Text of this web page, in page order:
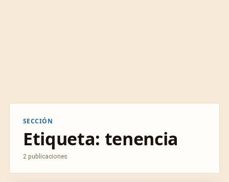
SECCIÓN
Etiqueta: tenencia
2 publicaciones